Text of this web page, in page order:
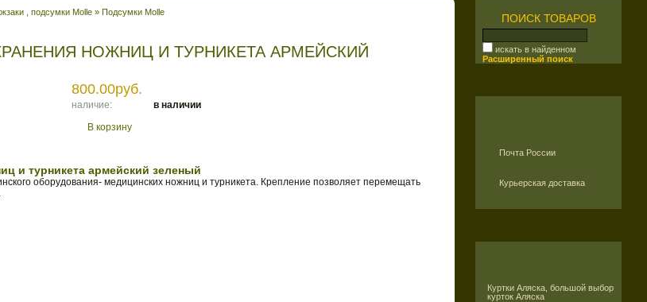
ПОИСК ТОВАРОВ
искать в найденном
Расширенный поиск
Почта России
Курьерская доставка
Куртки Аляска, большой выбор
курток Аляска
, подсумки Molle » Подсумки Molle
НОЖНИЦ И ТУРНИКЕТА АРМЕЙСКИЙ
800.00руб.
наличие:
в наличии
В корзину
и турникета армейский зеленый
оборудования- медицинских ножниц и турникета. Крепление позволяет перемещать